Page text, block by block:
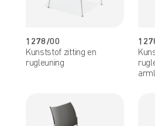
1278/00
Kunststof zitting en
rugleuning